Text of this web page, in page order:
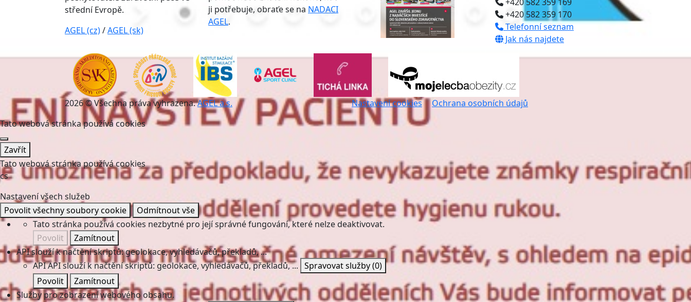
střední Evropě.
AGEL (cz)/AGEL (sk)
ji potřebuje, obraťe se na NADACI
AGEL.
+420 582 359 170
Telefonní seznam
Jak nás najdete
2026 © Všechna práva vyhrazena.AGEL a.s. Nastavení cookies
Ochrana osobních údajů
Tato webová stránka používá cookies
Zavřít
Tato webová stránka používá cookies
cs
Nastavení všech služeb
Povolit všechny soubory cookie
Odmítnout vše
Tato stránka používá cookies nezbytné pro její správné fungování, které nelze deaktivovat.
Povolit
Zamítnout
API slouží k načtění skriptů: geolokace, vyhledávačů, překladů, ...
APIAPI slouží k načtění skriptů: geolokace, vyhledávačů, překladů, ... Spravovat služby(0)
Povolit
Zamítnout
Služby pro zobrazení webového obsahu.